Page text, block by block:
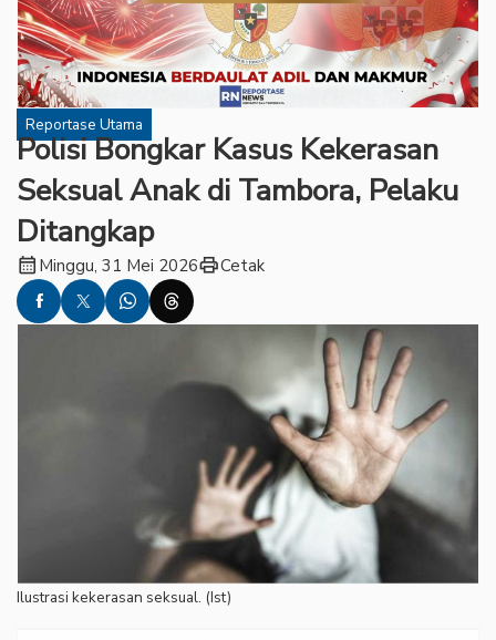
Reportase Utama
Polisi Bongkar Kasus Kekerasan
Seksual Anak di Tambora, Pelaku
Ditangkap
calendar_month Minggu, 31 Mei 2026printCetak
Ilustrasi kekerasan seksual. (Ist)